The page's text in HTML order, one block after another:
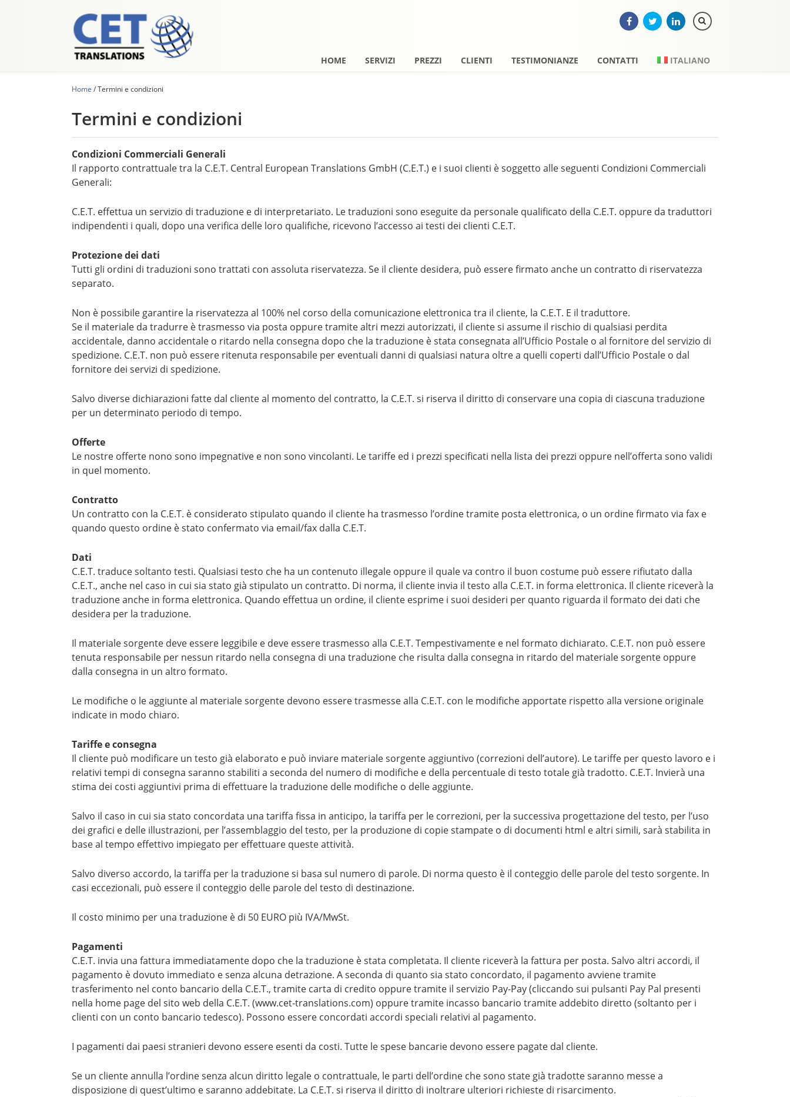
HOME SERVIZI PREZZI CLIENTI TESTIMONIANZE CONTATTI ITALIANO
Home /Termini e condizioni
Termini e condizioni
Condizioni Commerciali Generali
Il rapporto contrattuale tra la C.E.T. Central European Translations GmbH (C.E.T.) e i suoi clienti è soggetto alle seguenti Condizioni Commerciali
Generali:
C.E.T. effettua un servizio di traduzione e di interpretariato. Le traduzioni sono eseguite da personale qualificato della C.E.T. oppure da traduttori
indipendenti i quali, dopo una verifica delle loro qualifiche, ricevono l’accesso ai testi dei clienti C.E.T.
Protezione dei dati
Tutti gli ordini di traduzioni sono trattati con assoluta riservatezza. Se il cliente desidera, può essere firmato anche un contratto di riservatezza
separato.
Non è possibile garantire la riservatezza al 100% nel corso della comunicazione elettronica tra il cliente, la C.E.T. E il traduttore.
Se il materiale da tradurre è trasmesso via posta oppure tramite altri mezzi autorizzati, il cliente si assume il rischio di qualsiasi perdita
accidentale, danno accidentale o ritardo nella consegna dopo che la traduzione è stata consegnata all’Ufficio Postale o al fornitore del servizio di
spedizione. C.E.T. non può essere ritenuta responsabile per eventuali danni di qualsiasi natura oltre a quelli coperti dall’Ufficio Postale o dal
fornitore dei servizi di spedizione.
Salvo diverse dichiarazioni fatte dal cliente al momento del contratto, la C.E.T. si riserva il diritto di conservare una copia di ciascuna traduzione
per un determinato periodo di tempo.
Offerte
Le nostre offerte nono sono impegnative e non sono vincolanti. Le tariffe ed i prezzi specificati nella lista dei prezzi oppure nell’offerta sono validi
in quel momento.
Contratto
Un contratto con la C.E.T. è considerato stipulato quando il cliente ha trasmesso l’ordine tramite posta elettronica, o un ordine firmato via fax e
quando questo ordine è stato confermato via email/fax dalla C.E.T.
Dati
C.E.T. traduce soltanto testi. Qualsiasi testo che ha un contenuto illegale oppure il quale va contro il buon costume può essere rifiutato dalla
C.E.T., anche nel caso in cui sia stato già stipulato un contratto. Di norma, il cliente invia il testo alla C.E.T. in forma elettronica. Il cliente riceverà la
traduzione anche in forma elettronica. Quando effettua un ordine, il cliente esprime i suoi desideri per quanto riguarda il formato dei dati che
desidera per la traduzione.
Il materiale sorgente deve essere leggibile e deve essere trasmesso alla C.E.T. Tempestivamente e nel formato dichiarato. C.E.T. non può essere
tenuta responsabile per nessun ritardo nella consegna di una traduzione che risulta dalla consegna in ritardo del materiale sorgente oppure
dalla consegna in un altro formato.
Le modifiche o le aggiunte al materiale sorgente devono essere trasmesse alla C.E.T. con le modifiche apportate rispetto alla versione originale
indicate in modo chiaro.
Tariffe e consegna
Il cliente può modificare un testo già elaborato e può inviare materiale sorgente aggiuntivo (correzioni dell’autore). Le tariffe per questo lavoro e i
relativi tempi di consegna saranno stabiliti a seconda del numero di modifiche e della percentuale di testo totale già tradotto. C.E.T. Invierà una
stima dei costi aggiuntivi prima di effettuare la traduzione delle modifiche o delle aggiunte.
Salvo il caso in cui sia stato concordata una tariffa fissa in anticipo, la tariffa per le correzioni, per la successiva progettazione del testo, per l’uso
dei grafici e delle illustrazioni, per l’assemblaggio del testo, per la produzione di copie stampate o di documenti html e altri simili, sarà stabilita in
base al tempo effettivo impiegato per effettuare queste attività.
Salvo diverso accordo, la tariffa per la traduzione si basa sul numero di parole. Di norma questo è il conteggio delle parole del testo sorgente. In
casi eccezionali, può essere il conteggio delle parole del testo di destinazione.
Il costo minimo per una traduzione è di 50 EURO più IVA/MwSt.
Pagamenti
C.E.T. invia una fattura immediatamente dopo che la traduzione è stata completata. Il cliente riceverà la fattura per posta. Salvo altri accordi, il
pagamento è dovuto immediato e senza alcuna detrazione. A seconda di quanto sia stato concordato, il pagamento avviene tramite
trasferimento nel conto bancario della C.E.T., tramite carta di credito oppure tramite il servizio Pay-Pay (cliccando sui pulsanti Pay Pal presenti
nella home page del sito web della C.E.T. (www.cet-translations.com) oppure tramite incasso bancario tramite addebito diretto (soltanto per i
clienti con un conto bancario tedesco). Possono essere concordati accordi speciali relativi al pagamento.
I pagamenti dai paesi stranieri devono essere esenti da costi. Tutte le spese bancarie devono essere pagate dal cliente.
Se un cliente annulla l’ordine senza alcun diritto legale o contrattuale, le parti dell’ordine che sono state già tradotte saranno messe a
disposizione di quest’ultimo e saranno addebitate. La C.E.T. si riserva il diritto di inoltrare ulteriori richieste di risarcimento.